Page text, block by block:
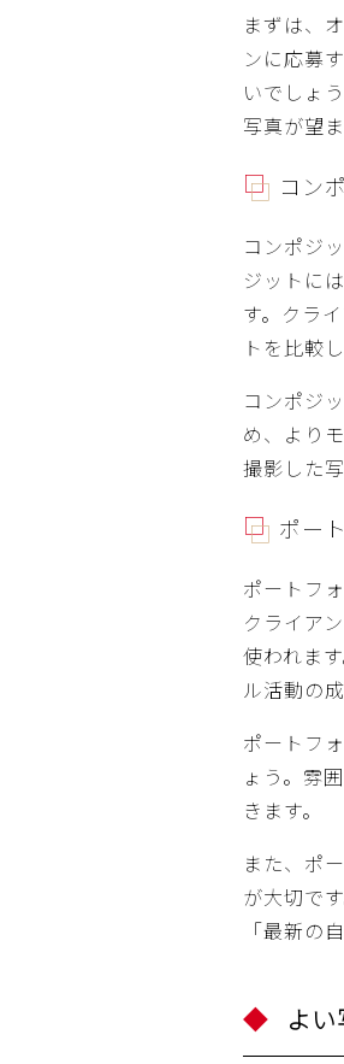
まずは、
ンに応募
いでしょ
写真が望
コン
コンポジ
ジットに
す。クラ
トを比較
コンポジ
め、より
撮影した
ポー
ポートフ
クライア
使われま
ル活動の
ポートフ
ょう。雰
きます。
また、ポ
が大切で
「最新の
よ